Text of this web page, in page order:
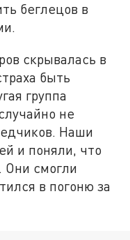
беглецов в
скрывалась в
быть
группа
не
Наши
и поняли, что
Они смогли
в погоню за